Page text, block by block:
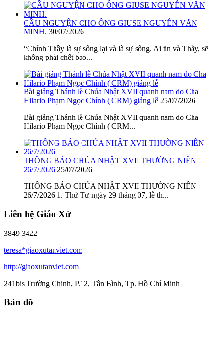
CẦU NGUYỆN CHO ÔNG GIUSE NGUYỄN VĂN
MINH. 30/07/2026
“Chính Thầy là sự sống lại và là sự sống. Ai tin và Thầy, sẽ
không phải chết bao...
Bài giảng Thánh lễ Chúa Nhật XVII quanh nam do Cha
Hilario Phạm Ngọc Chính ( CRM) giảng lễ 25/07/2026
Bài giảng Thánh lễ Chúa Nhật XVII quanh nam do Cha
Hilario Phạm Ngọc Chính ( CRM...
THÔNG BÁO CHÚA NHẬT XVII THƯỜNG NIÊN
26/7/2026 25/07/2026
THÔNG BÁO CHÚA NHẬT XVII THƯỜNG NIÊN
26/7/2026 1. Thứ Tư ngày 29 tháng 07, lễ th...
Liên hệ Giáo Xứ
3849 3422
teresa*giaoxutanviet.com
http://giaoxutanviet.com
241bis Trường Chinh, P.12, Tân Bình, Tp. Hồ Chí Minh
Bản đồ